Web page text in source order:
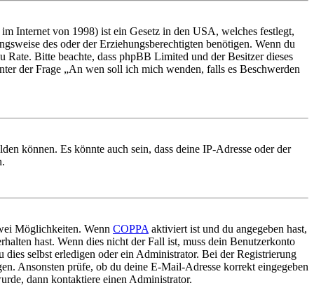
Internet von 1998) ist ein Gesetz in den USA, welches festlegt,
des oder der Erziehungsberechtigten benötigen. Wenn du
Bitte beachte, dass phpBB Limited und der Besitzer dieses
der Frage „An wen soll ich mich wenden, falls es Beschwerden
können. Es könnte auch sein, dass deine IP-Adresse oder der
Möglichkeiten. Wenn COPPA aktiviert ist und du angegeben hast,
hast. Wenn dies nicht der Fall ist, muss dein Benutzerkonto
selbst erledigen oder ein Administrator. Bei der Registrierung
Ansonsten prüfe, ob du deine E-Mail-Adresse korrekt eingegeben
dann kontaktiere einen Administrator.